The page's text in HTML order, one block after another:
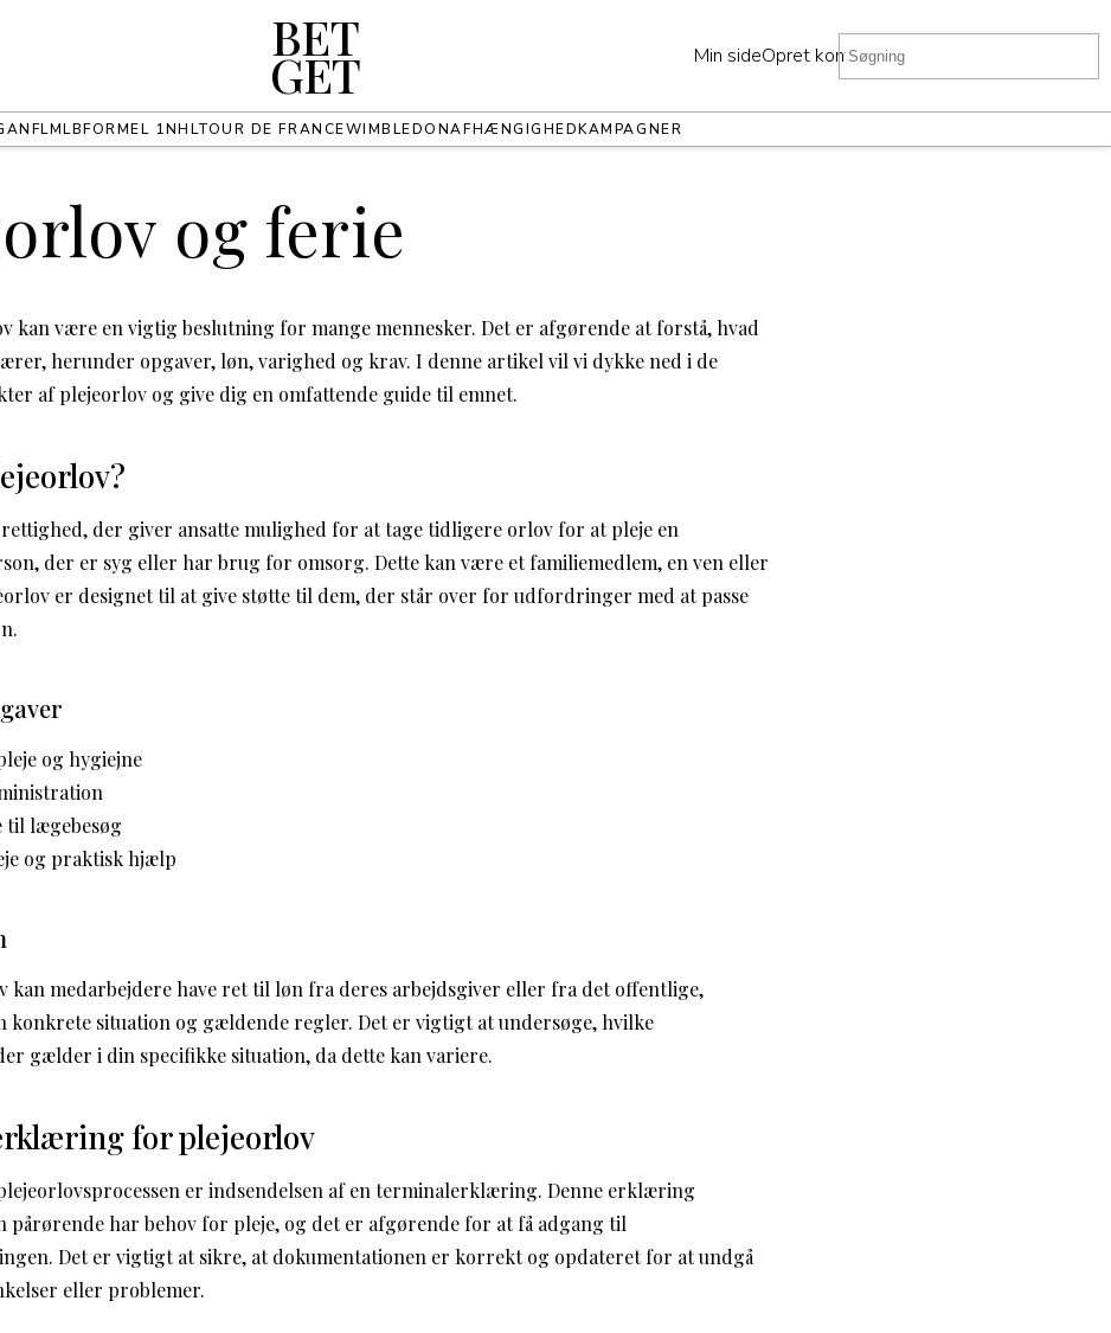
BET
GET Min sideOpret konto
NFLMLBFORMEL 1NHLTOUR DE FRANCEWIMBLEDONAFHÆNGIGHEDKAMPAGNER
og ferie
kan være en vigtig beslutning for mange mennesker. Det er afgørende at forstå, hvad
herunder opgaver, løn, varighed og krav. I denne artikel vil vi dykke ned i de
af plejeorlov og give dig en omfattende guide til emnet.
der giver ansatte mulighed for at tage tidligere orlov for at pleje en
der er syg eller har brug for omsorg. Dette kan være et familiemedlem, en ven eller
er designet til at give støtte til dem, der står over for udfordringer med at passe
og hygiejne
til lægebesøg
og praktisk hjælp
kan medarbejdere have ret til løn fra deres arbejdsgiver eller fra det offentlige,
konkrete situation og gældende regler. Det er vigtigt at undersøge, hvilke
gælder i din specifikke situation, da dette kan variere.
for plejeorlov
er indsendelsen af en terminalerklæring. Denne erklæring
pårørende har behov for pleje, og det er afgørende for at få adgang til
Det er vigtigt at sikre, at dokumentationen er korrekt og opdateret for at undgå
eller problemer.